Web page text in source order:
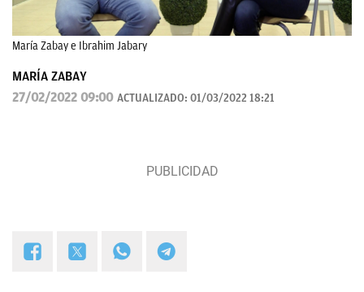
María Zabay e Ibrahim Jabary
MARÍA ZABAY
27/02/2022 09:00 ACTUALIZADO: 01/03/2022 18:21